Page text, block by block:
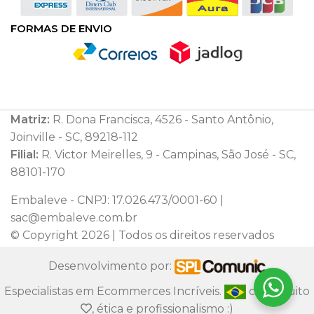
FORMAS DE ENVIO
Matriz: R. Dona Francisca, 4526 - Santo Antônio,
Joinville - SC, 89218-112
Filial: R. Victor Meirelles, 9 - Campinas, São José - SC,
88101-170
Embaleve - CNPJ: 17.026.473/0001-60 |
sac@embaleve.com.br
© Copyright 2026 | Todos os direitos reservados
Desenvolvimento por:
Especialistas em Ecommerces Incríveis.
com muito
, ética e profissionalismo :)